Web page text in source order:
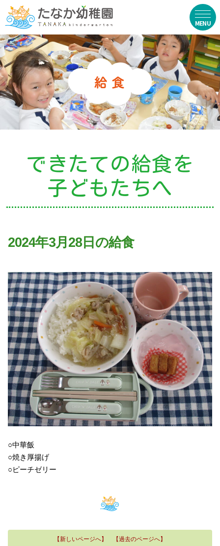
在園生向け
・資料ダウンロード
・園からのお便り
・動画
お知らせ
・ニュース
・ブログ
・園の特色
・年間行事
・自慢の給食
・アクセス
入園案内
子育て支援
未就園児教室
課外授業
できたての給食を
子どもたちへ
2024年3月28日の給食
○中華飯
○焼き厚揚げ
○ピーチゼリー
【新しいページへ】 【過去のページへ】